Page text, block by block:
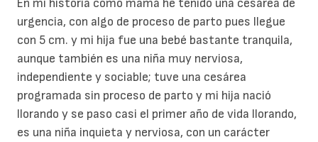
En mi historia como mamá he tenido una cesárea de
urgencia, con algo de proceso de parto pues llegue
con 5 cm. y mi hija fue una bebé bastante tranquila,
aunque también es una niña muy nerviosa,
independiente y sociable; tuve una cesárea
programada sin proceso de parto y mi hija nació
llorando y se paso casi el primer año de vida llorando,
es una niña inquieta y nerviosa, con un carácter